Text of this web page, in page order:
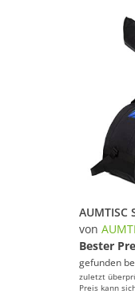
von
Bester
gefunden
zuletzt
Preis kann